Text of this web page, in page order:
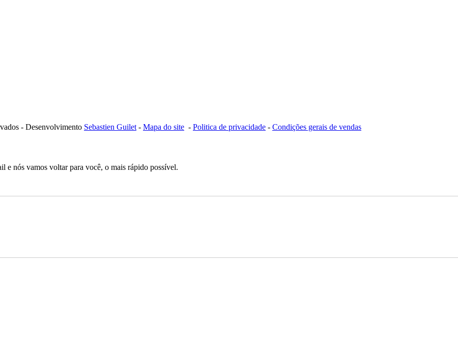
- Desenvolvimento Sebastien Guilet- Mapa do site - Politica de privacidade - Condições gerais de vendas
e nós vamos voltar para você, o mais rápido possível.